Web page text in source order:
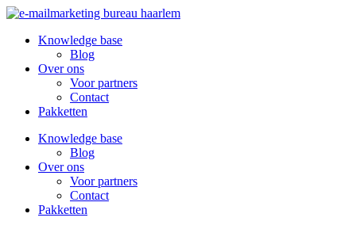
Knowledge base
Blog
Over ons
Voor partners
Contact
Pakketten
Knowledge base
Blog
Over ons
Voor partners
Contact
Pakketten